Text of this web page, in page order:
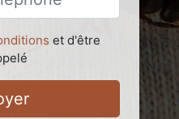
et d'être